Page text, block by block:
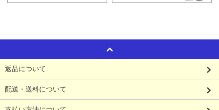
返品について
配送・送料について